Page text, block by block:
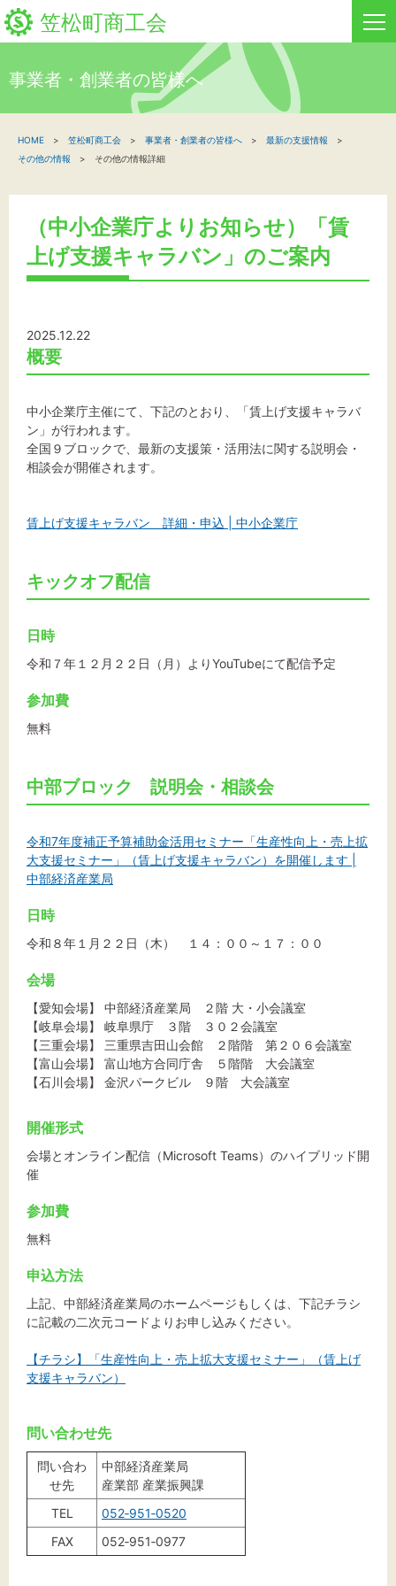
笠松町商工会
新着情報
関係機関の方へ
笠松町商工会について
文字サイズ
背景色
事業者・創業者の皆様へ
HOME 笠松町商工会 事業者・創業者の皆様へ
最新の支援情報
その他の情報
その他の情報詳細
（中小企業庁よりお知らせ）「賃
上げ支援キャラバン」のご案内
2025.12.22
概要
中小企業庁主催にて、下記のとおり、「賃上げ支援キャラバ
ン」が行われます。
全国９ブロックで、最新の支援策・活用法に関する説明会・
相談会が開催されます。
賃上げ支援キャラバン 詳細・申込 | 中小企業庁
キックオフ配信
日時
令和７年１２月２２日（月）よりYouTubeにて配信予定
参加費
無料
中部ブロック 説明会・相談会
令和7年度補正予算補助金活用セミナー「生産性向上・売上拡
大支援セミナー」（賃上げ支援キャラバン）を開催します |
中部経済産業局
日時
令和８年１月２２日（木） １４：００～１７：００
会場
【愛知会場】 中部経済産業局 ２階 大・小会議室
【岐阜会場】 岐阜県庁 ３階 ３０２会議室
【三重会場】 三重県吉田山会館 ２階階 第２０６会議室
【富山会場】 富山地方合同庁舎 ５階階 大会議室
【石川会場】 金沢パークビル ９階 大会議室
開催形式
会場とオンライン配信（Microsoft Teams）のハイブリッド開
催
参加費
無料
申込方法
上記、中部経済産業局のホームページもしくは、下記チラシ
に記載の二次元コードよりお申し込みください。
【チラシ】「生産性向上・売上拡大支援セミナー」（賃上げ
支援キャラバン）
問い合わせ先
問い合わ
せ先
中部経済産業局
産業部 産業振興課
TEL
052‐951‐0520
FAX
052‐951‐0977